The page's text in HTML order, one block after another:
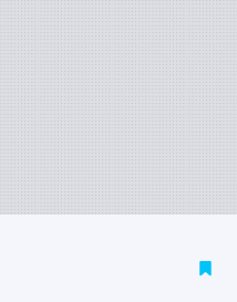
redefinem marketing